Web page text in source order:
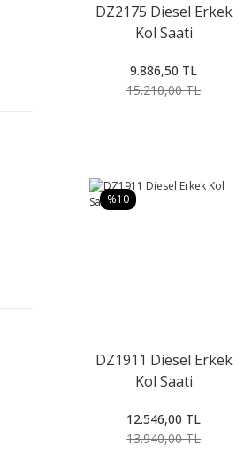
DZ2175 Diesel Erkek
Kol Saati
9.886,50 TL
15.210,00 TL
%10
DZ1911 Diesel Erkek
Kol Saati
12.546,00 TL
13.940,00 TL